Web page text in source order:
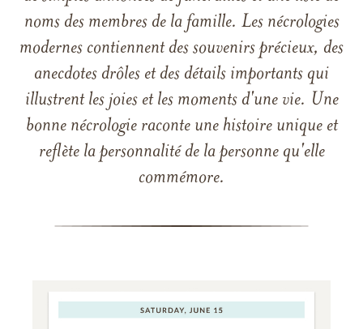
noms des membres de la famille. Les nécrologies
modernes contiennent des souvenirs précieux, des
anecdotes drôles et des détails importants qui
illustrent les joies et les moments d'une vie. Une
bonne nécrologie raconte une histoire unique et
reflète la personnalité de la personne qu'elle
commémore.